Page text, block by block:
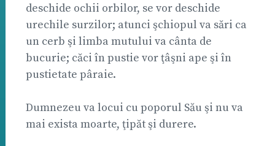
deschide ochii orbilor, se vor deschide
urechile surzilor; atunci şchiopul va sări ca
un cerb şi limba mutului va cânta de
bucurie; căci în pustie vor ţâşni ape şi în
pustietate pâraie.
Dumnezeu va locui cu poporul Său şi nu va
mai exista moarte, ţipăt şi durere.